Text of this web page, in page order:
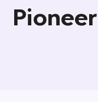
Pioneer